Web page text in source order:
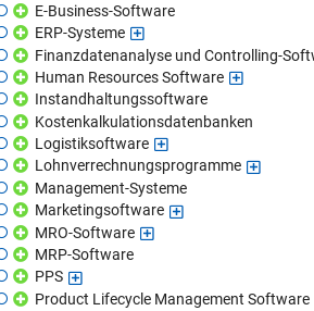
E-Business-Software
ERP-Systeme
Finanzdatenanalyse und Controlling-
Human Resources Software
Instandhaltungssoftware
Kostenkalkulationsdatenbanken
Logistiksoftware
Lohnverrechnungsprogramme
Management-Systeme
Marketingsoftware
MRO-Software
MRP-Software
PPS
Product Lifecycle Management Software